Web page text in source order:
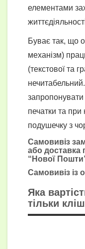
елементами
Буває так, що
механізм)
(текстової та
запропонувати
печатки та при
подушечку з
Самовивіз
або доставка
“Нової
Самовивіз із
Яка
тільки